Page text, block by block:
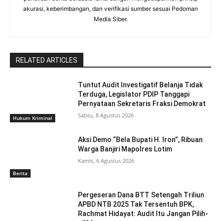
akurasi, keberimbangan, dan verifikasi sumber sesuai Pedoman
Media Siber.
RELATED ARTICLES
Hukum Kriminal
Tuntut Audit Investigatif Belanja Tidak
Terduga, Legislator PDIP Tanggapi
Pernyataan Sekretaris Fraksi Demokrat
Sabtu, 8 Agustus 2026
Berita
Aksi Demo “Bela Bupati H. Iron”, Ribuan
Warga Banjiri Mapolres Lotim
Kamis, 6 Agustus 2026
Pergeseran Dana BTT Setengah Triliun
APBD NTB 2025 Tak Tersentuh BPK,
Rachmat Hidayat: Audit Itu Jangan Pilih-